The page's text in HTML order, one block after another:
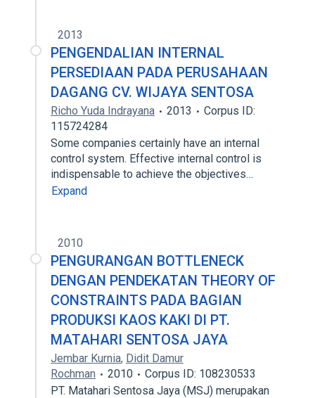
2013
PENGENDALIAN INTERNAL
PERSEDIAAN PADA PERUSAHAAN
DAGANG CV. WIJAYA SENTOSA
Richo Yuda Indrayana 2013
Corpus ID:
115724284
Some companies certainly have an internal
control system. Effective internal control is
indispensable to achieve the objectives…
Expand
2010
PENGURANGAN BOTTLENECK
DENGAN PENDEKATAN THEORY OF
CONSTRAINTS PADA BAGIAN
PRODUKSI KAOS KAKI DI PT.
MATAHARI SENTOSA JAYA
Jembar Kurnia, Didit Damur
Rochman
2010
Corpus ID: 108230533
PT. Matahari Sentosa Jaya (MSJ) merupakan